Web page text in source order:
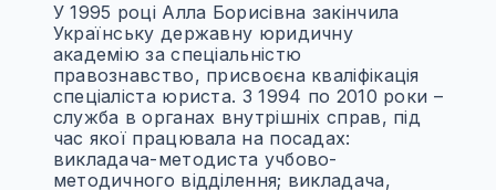
У 1995 році Алла Борисівна закінчила
Українську державну юридичну
академію за спеціальністю
правознавство, присвоєна кваліфікація
спеціаліста юриста. З 1994 по 2010 роки –
служба в органах внутрішніх справ, під
час якої працювала на посадах:
викладача-методиста учбово-
методичного відділення; викладача,